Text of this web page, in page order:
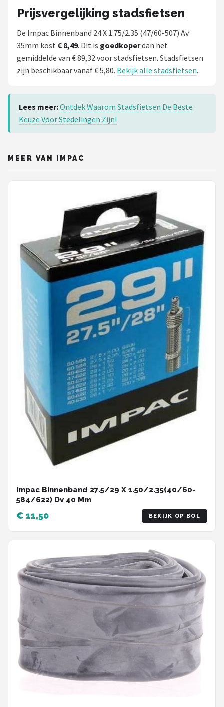
Prijsvergelijking stadsfietsen
De Impac Binnenband 24 X 1.75/2.35 (47/60-507) Av
35mm kost € 8,49. Dit is goedkoperdan het
gemiddelde van € 89,32 voor stadsfietsen. Stadsfietsen
zijn beschikbaar vanaf € 5,80. Bekijk alle stadsfietsen.
Lees meer:Ontdek Waarom Stadsfietsen De Beste
Keuze Voor Stedelingen Zijn!
MEER VAN IMPAC
Impac Binnenband 27.5/29 X 1.50/2.35(40/60-
584/622) Dv 40 Mm
€ 11,50 BEKIJK OP BOL